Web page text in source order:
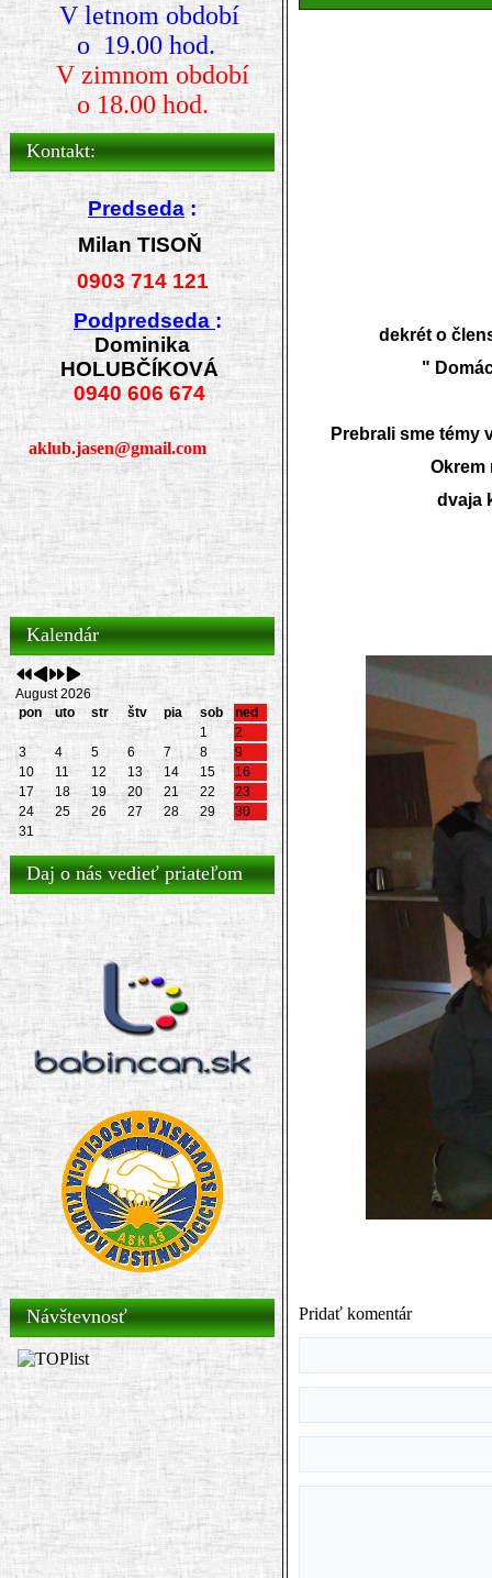
V letnom období
o 19.00 hod.
V zimnom období
o 18.00 hod.
Kontakt:
Predseda:
Milan TISOŇ
0903 714 121
Podpredseda :
Dominika
HOLUBČÍKOVÁ
0940 606 674
aklub.jasen@gmail.com
Kalendár
August 2026
pon
uto str štv pia sob
ned
1
2
3
4 5 6 7 8
9
10
11 12 13 14 15
16
17
18 19 20 21 22
23
24
25 26 27 28 29
30
31
Daj o nás vedieť priateľom
Návštevnosť
dekrét o
"
Prebrali sme témy
Okrem
dvaja
Pridať komentár